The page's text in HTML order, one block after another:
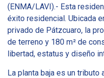
(ENMA/LAVI).- Esta
éxito residencial. Ubicada
privado de Pátzcuaro, la
de terreno y 180 m² de
libertad, estatus y diseño
La planta baja es un tributo